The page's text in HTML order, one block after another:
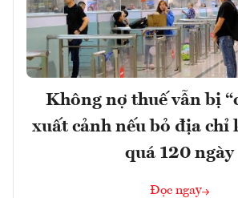
Không nợ thuế vẫn bị
xuất cảnh nếu bỏ địa chỉ
quá 120 ngày
Đọc ngay